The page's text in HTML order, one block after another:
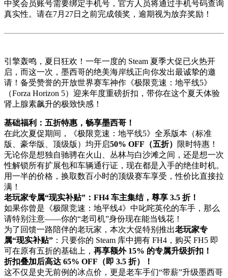
中奖会员账号需要绑定手机号，官方人员将通过手机号码查询
真实性。请在7月27日之前完成领奖，逾期视为放弃奖励！
引擎轰鸣，夏日狂欢！一年一度的 Steam 夏季大促已火热开
启，而这一次，墨西哥的绝美海岸线正向你发出最诚挚的邀
请！备受赞誉的开放世界赛车神作《极限竞速：地平线5》
（Forza Horizon 5）迎来年度重磅折扣，带你在这个夏天体验
肾上腺素飙升的极致快感！
基础福利：五折特惠，畅享墨西哥！
在此次夏促期间，《极限竞速：地平线5》全系版本（标准
版、豪华版、顶级版）均开启50% OFF（五折）
限时特惠！
无论你是想独自驰骋在火山、丛林与白沙滩之间，还是想一次
性解锁所有扩展包和车辆通行证，现在都是入手的绝佳时机。
用一半的价格，换取数百小时的顶级赛车享受，性价比直接拉
满！
老玩家专属“现实补贴”：FH4 车主集结，尊享 3.5 折！
如果你曾是《极限竞速：地平线4》中叱咤英伦的车手，那么
请特别注意——你的“老司机”身份现在能当钱花！
为了回馈一路陪伴的老玩家，本次大促特别推出老玩家专
属“现实补贴” ：只要你的 Steam 库中拥有 FH4，购买 FH5 即
可在原有五折的基础上， 再享额外 15% 的专属升级折扣！
折扣叠加后高达 65% OFF（即 3.5 折）！
这不仅是史无前例的冰点价，更是老车手们“带薪”升级墨西哥